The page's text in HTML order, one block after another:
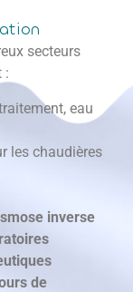
secteurs
:
eau
les chaudières
inverse
de